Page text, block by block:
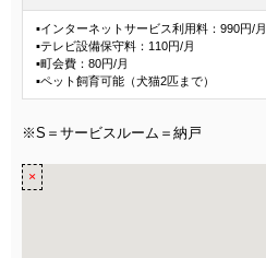
▪インターネットサービス利用料：990円/月
▪テレビ設備保守料：110円/月
▪町会費：80円/月
▪ペット飼育可能（犬猫2匹まで）
※S＝サービスルーム＝納戸